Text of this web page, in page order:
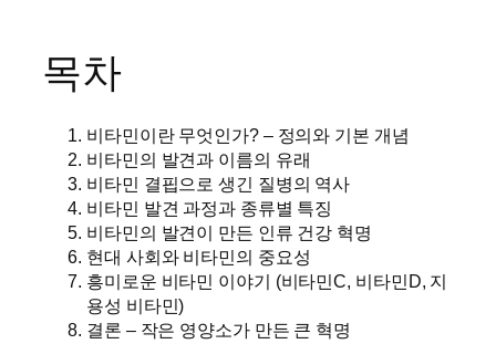
목차
비타민이란 무엇인가? – 정의와 기본 개념
비타민의 발견과 이름의 유래
비타민 결핍으로 생긴 질병의 역사
비타민 발견 과정과 종류별 특징
비타민의 발견이 만든 인류 건강 혁명
현대 사회와 비타민의 중요성
흥미로운 비타민 이야기 (비타민C, 비타민D, 지
용성 비타민)
결론 – 작은 영양소가 만든 큰 혁명